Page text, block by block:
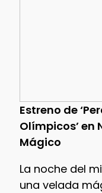
Estreno de
Olímpicos’ en
Mágico
La noche del
una velada